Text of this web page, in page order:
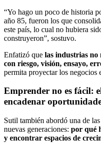
“Yo hago un poco de historia
año 85, fueron los que
este país, lo cual no hubiera
construyeron”, sostuvo.
Enfatizó que las industrias no
con riesgo, visión, ensayo,
permita proyectar los negocios
Emprender no es fácil:
encadenar
Sutil también abordó una de
nuevas generaciones: por qué
y encontrar espacios de